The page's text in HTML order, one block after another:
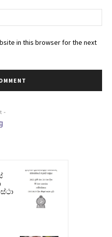
in this browser for the next
-